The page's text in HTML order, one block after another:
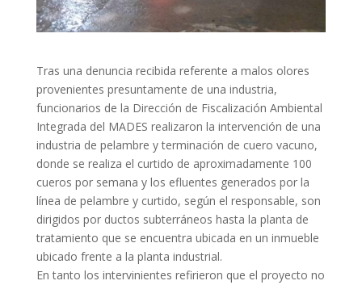
Tras una denuncia recibida referente a malos olores
provenientes presuntamente de una industria,
funcionarios de la Dirección de Fiscalización Ambiental
Integrada del MADES realizaron la intervención de una
industria de pelambre y terminación de cuero vacuno,
donde se realiza el curtido de aproximadamente 100
cueros por semana y los efluentes generados por la
línea de pelambre y curtido, según el responsable, son
dirigidos por ductos subterráneos hasta la planta de
tratamiento que se encuentra ubicada en un inmueble
ubicado frente a la planta industrial.
En tanto los intervinientes refirieron que el proyecto no